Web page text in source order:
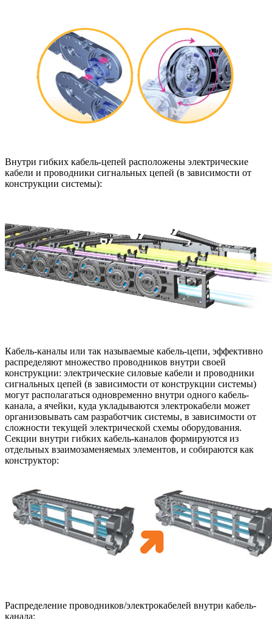
Внутри гибких кабель-цепей расположены электрические
кабели и проводники сигнальных цепей (в зависимости от
конструкции системы):
Кабель-каналы или так называемые кабель-цепи, эффективно
распределяют множество проводников внутри своей
конструкции: электрические силовые кабели и проводники
сигнальных цепей (в зависимости от конструкции системы)
могут располагаться одновременно внутри одного кабель-
канала, а ячейки, куда укладываются электрокабели может
организовывать сам разработчик системы, в зависимости от
сложности текущей электрической схемы оборудования.
Секции внутри гибких кабель-каналов формируются из
отдельных взаимозаменяемых элементов, и собираются как
конструктор:
Распределение проводников/электрокабелей внутри кабель-
канала: